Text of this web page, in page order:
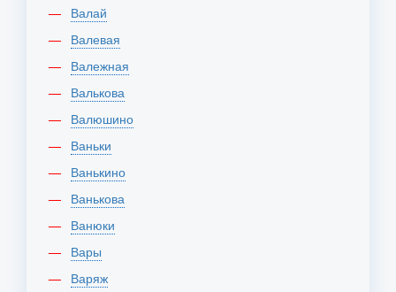
Валай
Валевая
Валежная
Валькова
Валюшино
Ваньки
Ванькино
Ванькова
Ванюки
Вары
Варяж